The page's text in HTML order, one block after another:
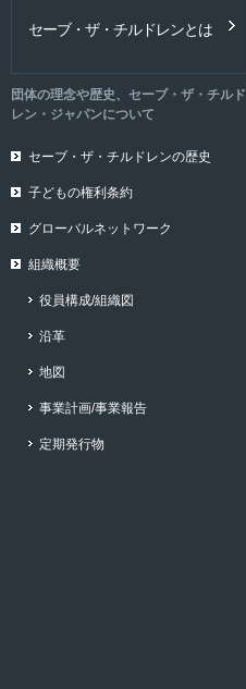
セーブ・ザ・チルドレンとは
団体の理念や歴史、セーブ・ザ・チルド
レン・ジャパンについて
セーブ・ザ・チルドレンの歴史
子どもの権利条約
グローバルネットワーク
組織概要
役員構成/組織図
沿革
地図
事業計画/事業報告
定期発行物